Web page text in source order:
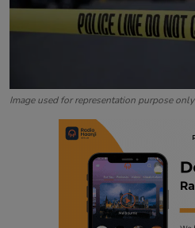
Image used for representation purpose only